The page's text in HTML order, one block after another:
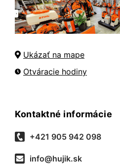
Ukázať na mape
Otváracie hodiny
Kontaktné informácie
+421 905 942 098
info@hujik.sk